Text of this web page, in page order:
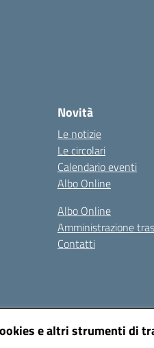
e altri strumenti di
Novità
Le notizie
Le circolari
Calendario eventi
Albo Online
Albo Online
Amministrazione
Contatti